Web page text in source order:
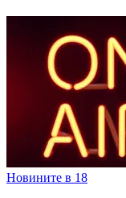
Новините в 18